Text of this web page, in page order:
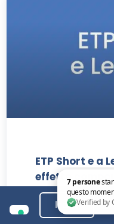
ETP Short e a
effetto
stop loss
Indice